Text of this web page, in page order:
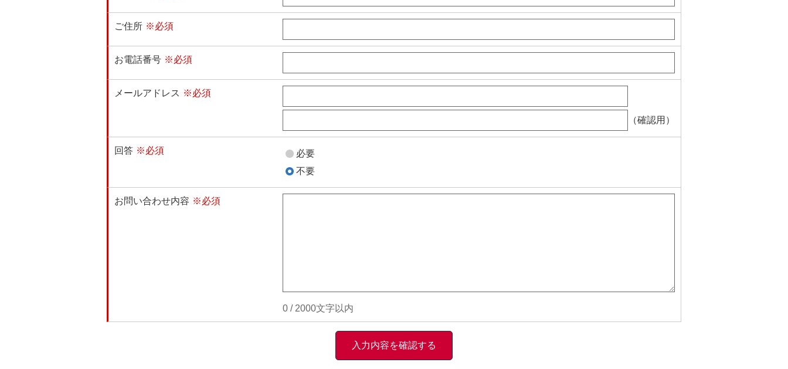
ご住所 ※必須
お電話番号 ※必須
メールアドレス ※必須
（確認用）
回答 ※必須
必要
不要
お問い合わせ内容 ※必須
0/ 2000文字以内